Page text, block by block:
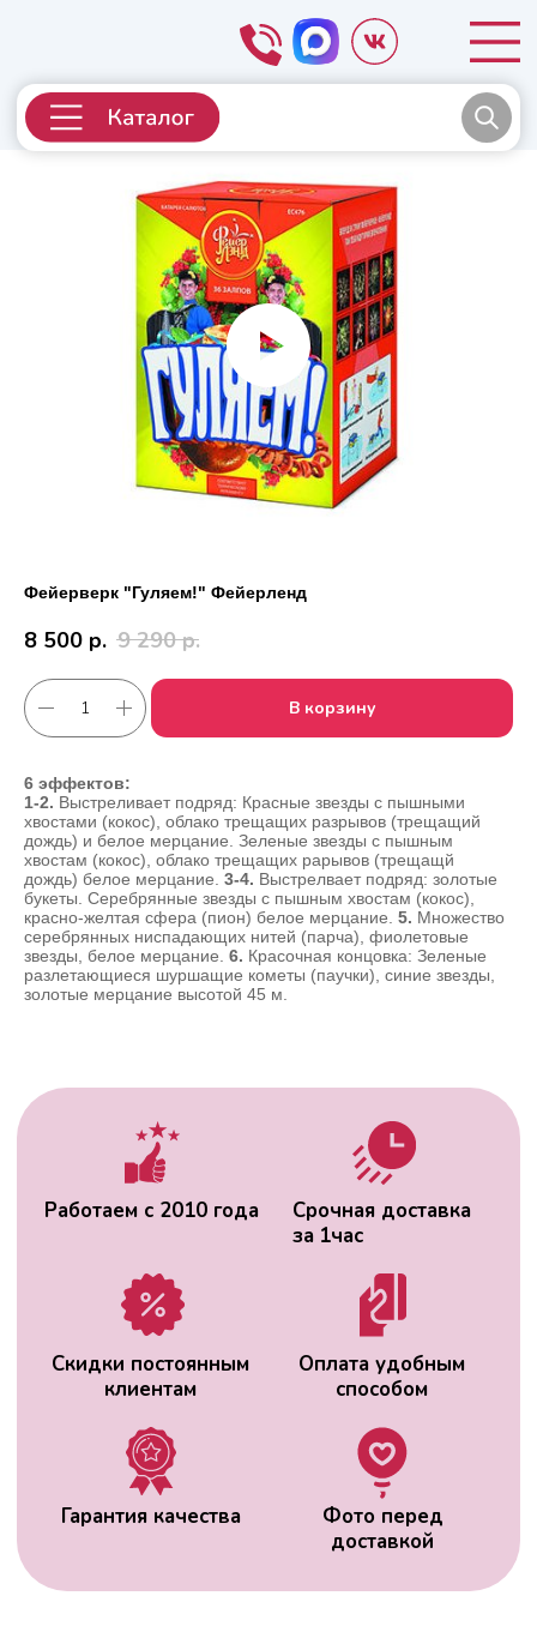
Фейерверк "Гуляем!" Фейерленд
8 500 р. 9 290 р.
В корзину
6 эффектов:
1-2. Выстреливает подряд: Красные звезды с пышными
хвостами (кокос), облако трещащих разрывов (трещащий
дождь) и белое мерцание. Зеленые звезды с пышным
хвостам (кокос), облако трещащих рарывов (трещащй
дождь) белое мерцание. 3-4. Выстрелвает подряд: золотые
букеты. Серебрянные звезды с пышным хвостам (кокос),
красно-желтая сфера (пион) белое мерцание. 5. Множество
серебрянных ниспадающих нитей (парча), фиолетовые
звезды, белое мерцание. 6. Красочная концовка: Зеленые
разлетающиеся шуршащие кометы (паучки), синие звезды,
золотые мерцание высотой 45 м.
Работаем с 2010 года
Срочная доставка
за 1час
Скидки постоянным
клиентам
Оплата удобным
способом
Гарантия качества
Фото перед
ВАС МОЖЕТ
ЗАИНТЕРЕСОВАТЬ